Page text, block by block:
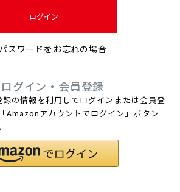
ログイン
スワードをお忘れの場合
グイン・会員登録
の情報を利用してログインまたは会員登
Amazonアカウントでログイン」ボタン